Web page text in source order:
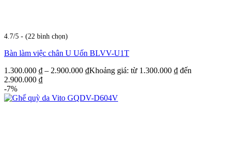
4.7/5 - (22 bình chọn)
Bàn làm việc chân U Uốn BLVV-U1T
1.300.000 ₫ – 2.900.000 ₫Khoảng giá: từ 1.300.000 ₫ đến
2.900.000 ₫
-7%